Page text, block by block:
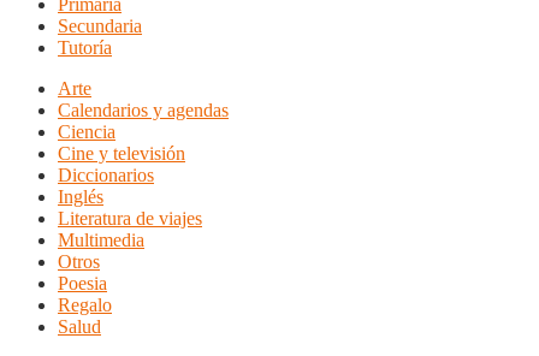
Primaria
Secundaria
Tutoría
Arte
Calendarios y agendas
Ciencia
Cine y televisión
Diccionarios
Inglés
Literatura de viajes
Multimedia
Otros
Poesia
Regalo
Salud